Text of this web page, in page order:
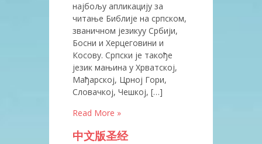
најбољу апликацију за
читање Библије на српском,
званичном језикуу Србији,
Босни и Херцеговини и
Косову. Српски је такође
језик мањина у Хрватској,
Мађарској, Црној Гори,
Словачкој, Чешкој, […]
Read More »
中文版圣经